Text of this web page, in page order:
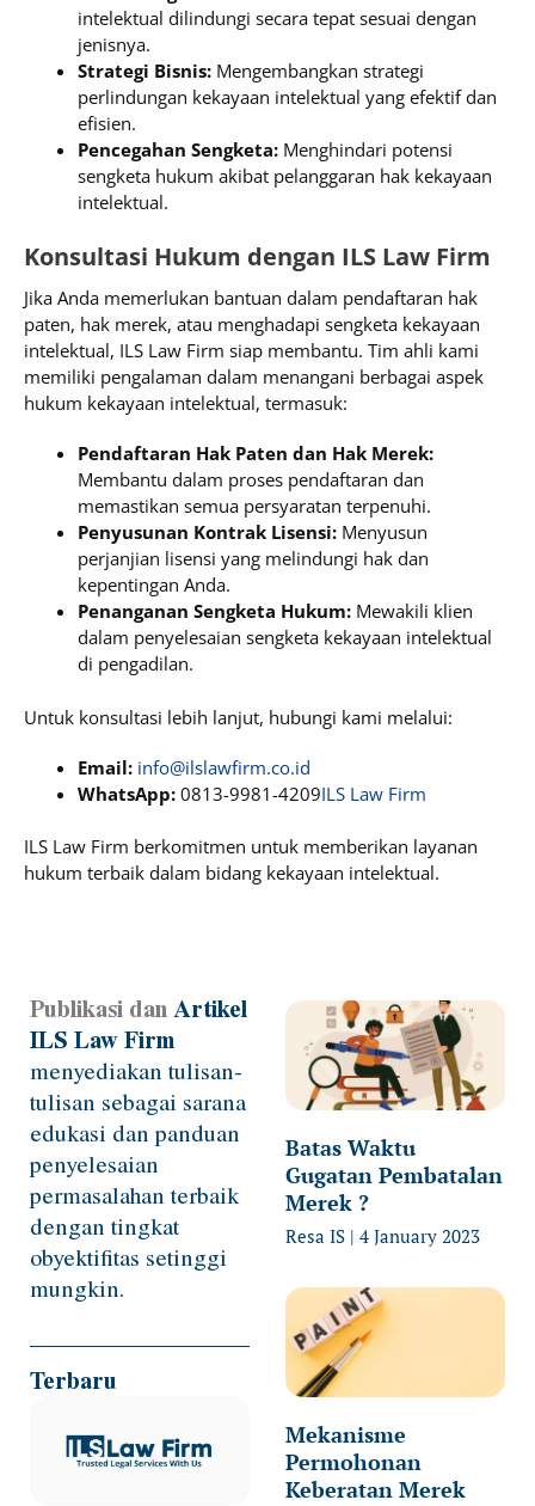
intelektual dilindungi secara tepat sesuai dengan
jenisnya.
Strategi Bisnis: Mengembangkan strategi
perlindungan kekayaan intelektual yang efektif dan
efisien.
Pencegahan Sengketa: Menghindari potensi
sengketa hukum akibat pelanggaran hak kekayaan
intelektual.
Konsultasi Hukum dengan ILS Law Firm
Jika Anda memerlukan bantuan dalam pendaftaran hak
paten, hak merek, atau menghadapi sengketa kekayaan
intelektual, ILS Law Firm siap membantu. Tim ahli kami
memiliki pengalaman dalam menangani berbagai aspek
hukum kekayaan intelektual, termasuk:
Pendaftaran Hak Paten dan Hak Merek:
Membantu dalam proses pendaftaran dan
memastikan semua persyaratan terpenuhi.
Penyusunan Kontrak Lisensi: Menyusun
perjanjian lisensi yang melindungi hak dan
kepentingan Anda.
Penanganan Sengketa Hukum: Mewakili klien
dalam penyelesaian sengketa kekayaan intelektual
di pengadilan.
Untuk konsultasi lebih lanjut, hubungi kami melalui:
Email: info@ilslawfirm.co.id
WhatsApp: 0813-9981-4209ILS Law Firm
ILS Law Firm berkomitmen untuk memberikan layanan
hukum terbaik dalam bidang kekayaan intelektual.
Publikasi danArtikel
ILS Law Firm
menyediakan tulisan-
tulisan sebagai sarana
edukasi dan panduan
penyelesaian
permasalahan terbaik
dengan tingkat
obyektifitas setinggi
mungkin.
Terbaru
Batas Waktu
Gugatan Pembatalan
Merek ?
Resa IS 4 January 2023
Mekanisme
Permohonan
Keberatan Merek
PagePagePage Page